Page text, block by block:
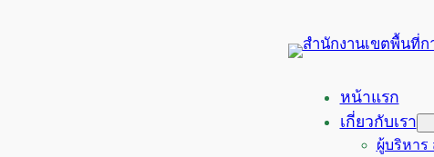
หน้าแรก
เกี่ยวกับเรา
ผู้บริหา